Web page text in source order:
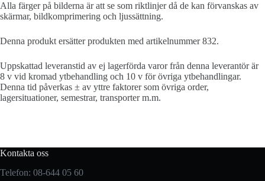
Alla färger på bilderna är att se som riktlinjer då de kan förvanskas av
skärmar, bildkomprimering och ljussättning.
Denna produkt ersätter produkten med artikelnummer 832.
Uppskattad leveranstid av ej lagerförda varor från denna leverantör är
8 v vid kromad ytbehandling och 10 v för övriga ytbehandlingar.
Denna tid påverkas ± av yttre faktorer som övriga order,
lagersituationer, semestrar, transporter m.m.
Kontakta oss
Telefon: 08-644 05 60